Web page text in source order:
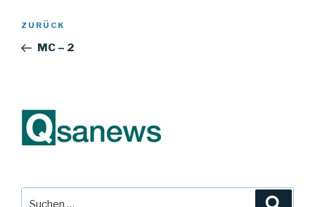
Beitragsnavigation
Vorheriger
Beitrag
ZURÜCK
MC – 2